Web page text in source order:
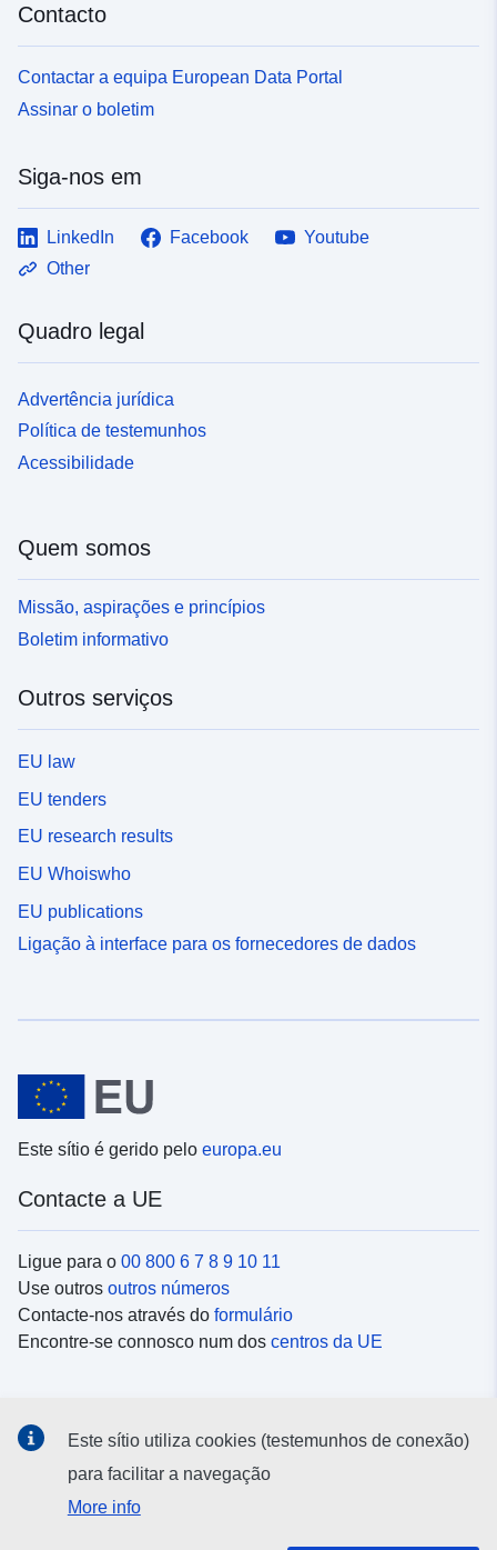
Contacto
Contactar a equipa European Data Portal
Assinar o boletim
Siga-nos em
LinkedIn Facebook
Youtube
Other
Quadro legal
Advertência jurídica
Política de testemunhos
Acessibilidade
Quem somos
Missão, aspirações e princípios
Boletim informativo
Outros serviços
EU law
EU tenders
EU research results
EU Whoiswho
EU publications
Ligação à interface para os fornecedores de dados
Este sítio é gerido pelo europa.eu
Contacte a UE
Ligue para o 00 800 6 7 8 9 10 11
Use outros outros números
Contacte-nos através do formulário
Encontre-se connosco num dos centros da UE
Procure as contas da UE nasredes sociais
Este sítio utiliza cookies (testemunhos de conexão)
para facilitar a navegação
More info